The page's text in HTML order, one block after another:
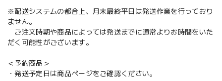
※配送システムの都合上、月末最終平日は発送作業を行っており
ません。
ご注文時期や商品によっては発送までに通常よりお時間をいた
だく可能性がございます。
＜予約商品＞
・発送予定日は商品ページをご確認ください。